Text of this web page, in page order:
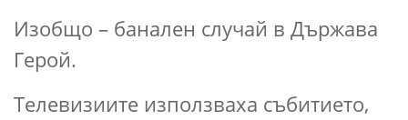
Изобщо – банален случай в Държава
Герой.
Телевизиите използваха събитието,